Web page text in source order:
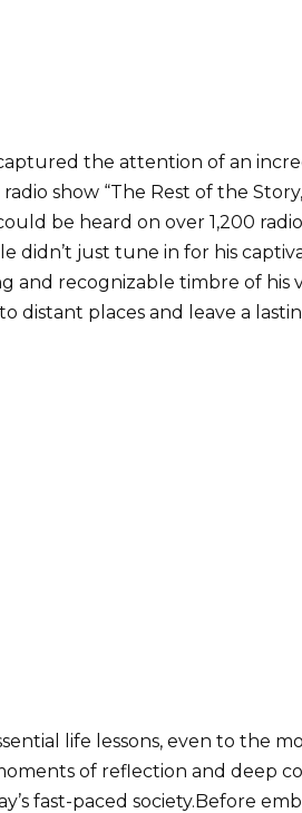
the attention of an
show “The Rest of the
be heard on over 1,200
didn’t just tune in for his
and recognizable timbre of his
distant places and leave a
life lessons, even to the
of reflection and deep
fast-paced society.Before